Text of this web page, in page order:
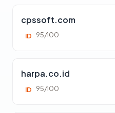
cpssoft.com
ID 95/100
harpa.co.id
ID 95/100